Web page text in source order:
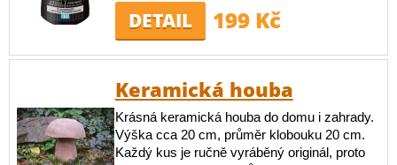
DETAIL 199 Kč
Keramická houba
Krásná keramická houba do domu i zahrady.
Výška cca 20 cm, průměr klobouku 20 cm.
Každý kus je ručně vyráběný originál, proto